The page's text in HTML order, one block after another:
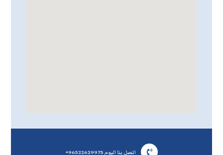
اتصل بنا اليوم ‎+96522629975